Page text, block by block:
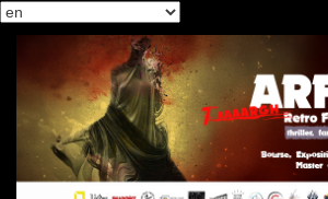
to
main
content
Select
your